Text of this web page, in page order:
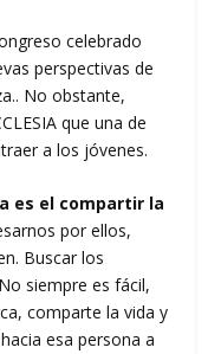
celebrado
perspectivas de
No obstante,
que una de
a los jóvenes.
es el compartir la
por ellos,
Buscar los
siempre es fácil,
comparte la vida y
esa persona a